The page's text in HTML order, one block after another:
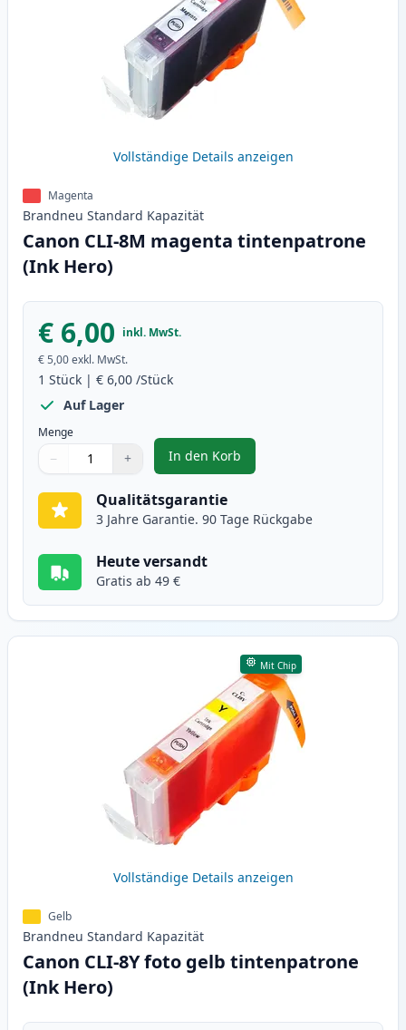
Vollständige Details anzeigen
Magenta
Brandneu Standard Kapazität
Canon CLI-8M magenta tintenpatrone
(Ink Hero)
€ 6,00 inkl. MwSt.
€ 5,00exkl. MwSt.
1 Stück | € 6,00 /Stück
Auf Lager
Menge
Verwenden Sie die Tasten, um anzupassen
− +
1
In den Korb
, Canon CLI-8M magenta
Qualitätsgarantie
3 Jahre Garantie. 90 Tage Rückgabe
Heute versandt
Gratis ab 49 €
Mit Chip
Vollständige Details anzeigen
Gelb
Brandneu Standard Kapazität
Canon CLI-8Y foto gelb tintenpatrone
(Ink Hero)